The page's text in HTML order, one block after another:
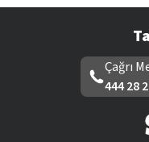
Çağrı
444 28